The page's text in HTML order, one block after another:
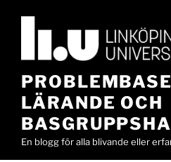
LÄRANDE OCH
En blogg för alla blivande eller